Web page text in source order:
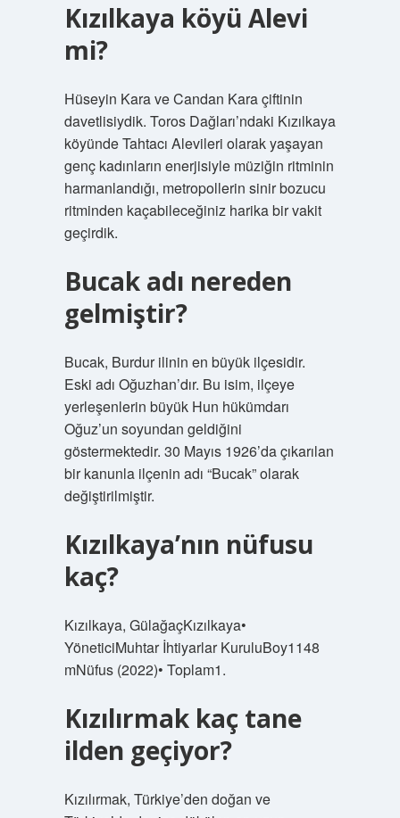
Kızılkaya köyü Alevi
mi?
Hüseyin Kara ve Candan Kara çiftinin
davetlisiydik. Toros Dağları’ndaki Kızılkaya
köyünde Tahtacı Alevileri olarak yaşayan
genç kadınların enerjisiyle müziğin ritminin
harmanlandığı, metropollerin sinir bozucu
ritminden kaçabileceğiniz harika bir vakit
geçirdik.
Bucak adı nereden
gelmiştir?
Bucak, Burdur ilinin en büyük ilçesidir.
Eski adı Oğuzhan’dır. Bu isim, ilçeye
yerleşenlerin büyük Hun hükümdarı
Oğuz’un soyundan geldiğini
göstermektedir. 30 Mayıs 1926’da çıkarılan
bir kanunla ilçenin adı “Bucak” olarak
değiştirilmiştir.
Kızılkaya’nın nüfusu
kaç?
Kızılkaya, GülağaçKızılkaya•
YöneticiMuhtar İhtiyarlar KuruluBoy1148
mNüfus (2022)• Toplam1.
Kızılırmak kaç tane
ilden geçiyor?
Kızılırmak, Türkiye’den doğan ve